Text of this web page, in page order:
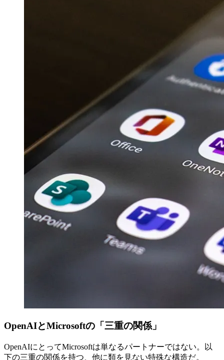
OpenAIとMicrosoftの「三重の関係」
OpenAIにとってMicrosoftは単なるパートナーではない。以
下の三重の関係を持つ、他に類を見ない特殊な構造だ。